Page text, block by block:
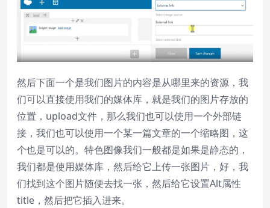
然后下面一个是我们图片的内容是从哪里来的资源，我
们可以直接使用我们的媒体库，就是我们的图片存放的
位置，upload文件，那么我们也可以使用一个外部链
接，我们也可以使用一个某一篇文章的一个缩略图，这
个也是可以的。特色图像我们一般都是如果是静态的，
我们都是使用媒体库，然后给它上传一张图片，好，我
们找到这个图片随便去找一张，然后给它设置Alt属性
title，然后把它插入进来。